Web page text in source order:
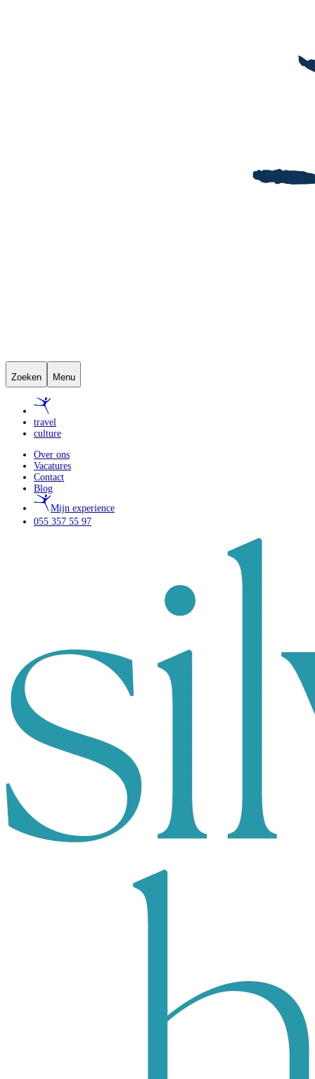
Zoeken Menu
travel
culture
Over ons
Vacatures
Contact
Blog
Mijn experience
055 357 55 97